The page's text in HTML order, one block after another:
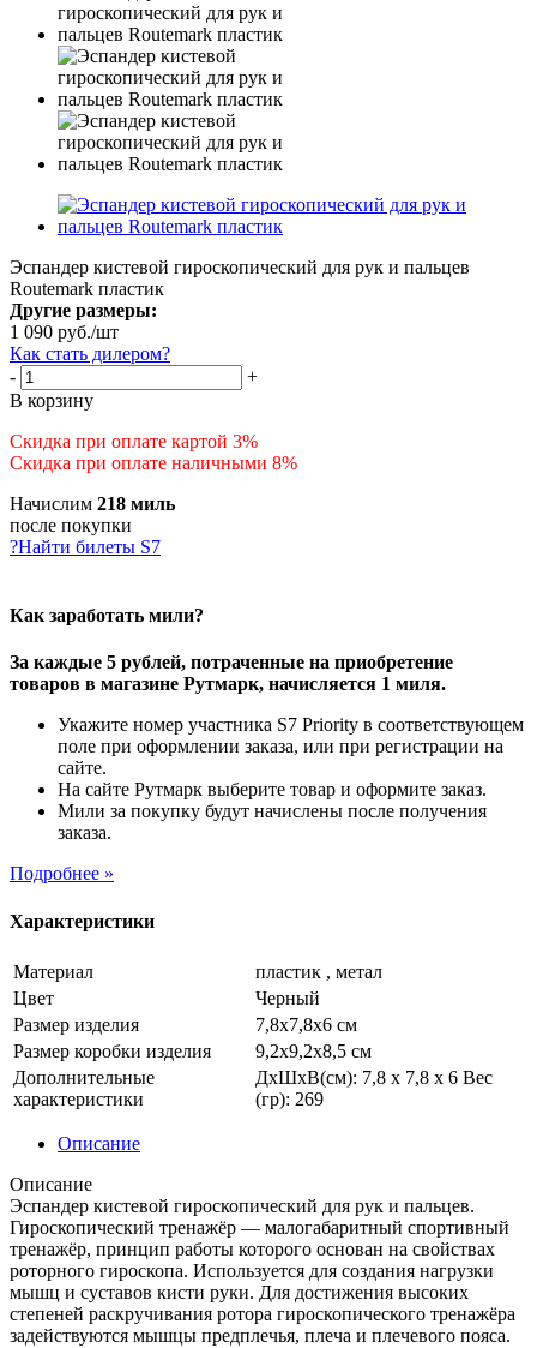
Эспандер кистевой гироскопический для рук и пальцев
Routemark пластик
Другие размеры:
1 090 руб./шт
Как стать дилером?
-
+
В корзину
Скидка при оплате картой 3%
Скидка при оплате наличными 8%
Начислим 218 миль
после покупки
?Найти билеты S7
Как заработать мили?
За каждые 5 рублей, потраченные на приобретение
товаров в магазине Рутмарк, начисляется 1 миля.
Укажите номер участника S7 Priority в соответствующем
поле при оформлении заказа, или при регистрации на
сайте.
На сайте Рутмарк выберите товар и оформите заказ.
Мили за покупку будут начислены после получения
заказа.
Подробнее »
Характеристики
Материал
пластик , метал
Цвет
Черный
Размер изделия
7,8х7,8х6 см
Размер коробки изделия
9,2х9,2х8,5 см
Дополнительные
характеристики
ДхШхВ(см): 7,8 х 7,8 х 6 Вес
(гр): 269
Описание
Описание
Эспандер кистевой гироскопический для рук и пальцев.
Гироскопический тренажёр — малогабаритный спортивный
тренажёр, принцип работы которого основан на свойствах
роторного гироскопа. Используется для создания нагрузки
мышц и суставов кисти руки. Для достижения высоких
степеней раскручивания ротора гироскопического тренажёра
задействуются мышцы предплечья, плеча и плечевого пояса.